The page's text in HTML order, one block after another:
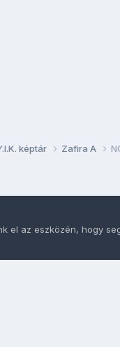
képtár Zafira A
el az eszközén, hogy